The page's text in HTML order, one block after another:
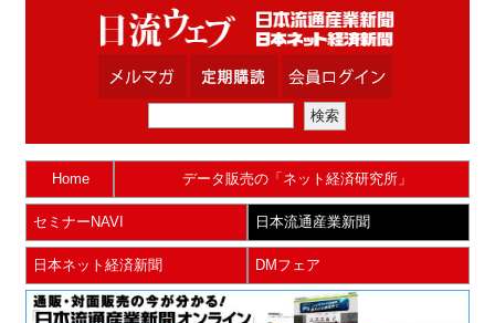
Home データ販売の「ネット経済研究所」
セミナーNAVI 日本流通産業新聞
日本ネット経済新聞 DMフェア